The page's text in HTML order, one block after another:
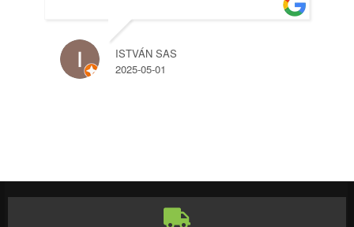
ISTVÁN SAS
2025-05-01